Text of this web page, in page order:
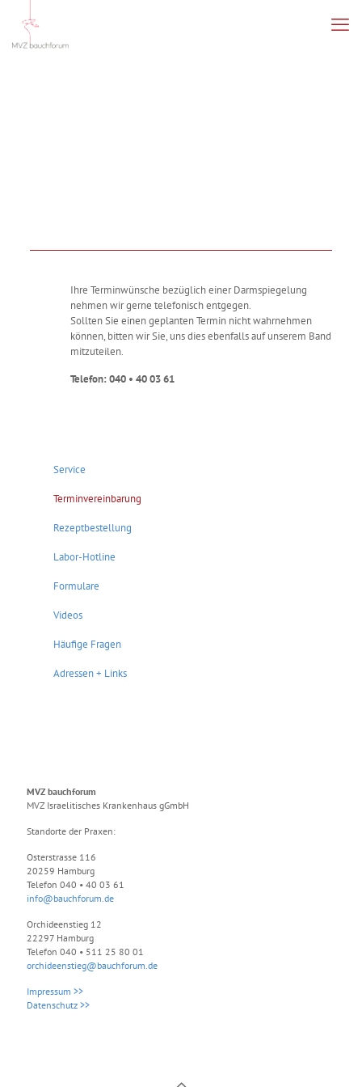
Ihre Terminwünsche bezüglich einer Darmspiegelung
nehmen wir gerne telefonisch entgegen.
Sollten Sie einen geplanten Termin nicht wahrnehmen
können, bitten wir Sie, uns dies ebenfalls auf unserem Band
mitzuteilen.
Telefon: 040 • 40 03 61
Service
Terminvereinbarung
Rezeptbestellung
Labor-Hotline
Formulare
Videos
Häufige Fragen
Adressen + Links
MVZ bauchforum
MVZ Israelitisches Krankenhaus gGmbH
Standorte der Praxen:
Osterstrasse 116
20259 Hamburg
Telefon 040 • 40 03 61
info@bauchforum.de
Orchideenstieg 12
22297 Hamburg
Telefon 040 • 511 25 80 01
orchideenstieg@bauchforum.de
Impressum >>
Datenschutz >>